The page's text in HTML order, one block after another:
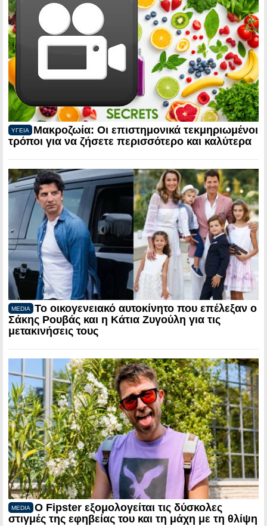
ΥΓΕΙΑ
Μακροζωία: Οι επιστημονικά τεκμηριωμένοι
τρόποι για να ζήσετε περισσότερο και καλύτερα
MEDIA
Το οικογενειακό αυτοκίνητο που επέλεξαν ο
Σάκης Ρουβάς και η Κάτια Ζυγούλη για τις
μετακινήσεις τους
MEDIA
Ο Fipster εξομολογείται τις δύσκολες
στιγμές της εφηβείας του και τη μάχη με τη θλίψη